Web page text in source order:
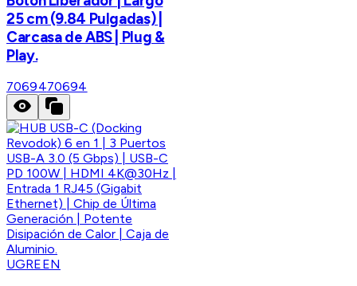
25 cm (9.84 Pulgadas) |
Carcasa de ABS | Plug &
Play.
7069470694
UGREEN